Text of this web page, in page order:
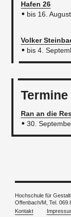
Hafen 26
bis 16.
Volker
bis 4.
Termine
Ran an die
30.
Hochschule für
Offenbach/M, Tel.
Kontakt